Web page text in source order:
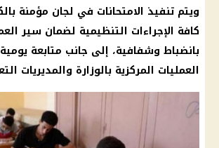
ويتم تنفيذ الامتحانات في لجان مؤمنة
كافة الإجراءات التنظيمية لضمان سير
بانضباط وشفافية، إلى جانب متابعة
العمليات المركزية بالوزارة والمديريات